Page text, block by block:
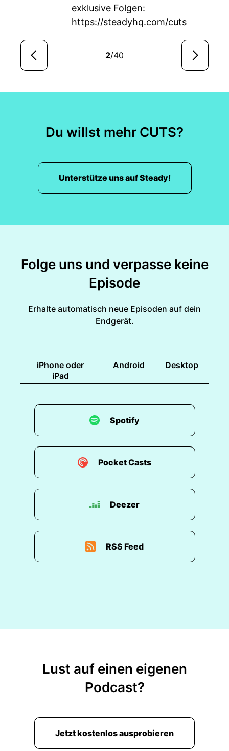
exklusive Folgen:
https://steadyhq.com/cuts
2/40
Du willst mehr CUTS?
Unterstütze uns auf Steady!
Folge uns und verpasse keine
Episode
Erhalte automatisch neue Episoden auf dein
Endgerät.
iPhone oder
iPad
Android Desktop
Spotify
Pocket Casts
Deezer
RSS Feed
Lust auf einen eigenen
Podcast?
Jetzt kostenlos ausprobieren